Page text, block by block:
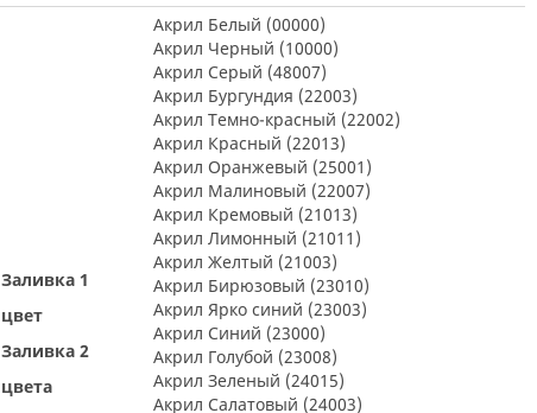
Заливка 1
цвет
Заливка 2
цвета
Акрил Белый (00000)
Акрил Черный (10000)
Акрил Серый (48007)
Акрил Бургундия (22003)
Акрил Темно-красный (22002)
Акрил Красный (22013)
Акрил Оранжевый (25001)
Акрил Малиновый (22007)
Акрил Кремовый (21013)
Акрил Лимонный (21011)
Акрил Желтый (21003)
Акрил Бирюзовый (23010)
Акрил Ярко синий (23003)
Акрил Синий (23000)
Акрил Голубой (23008)
Акрил Зеленый (24015)
Акрил Салатовый (24003)